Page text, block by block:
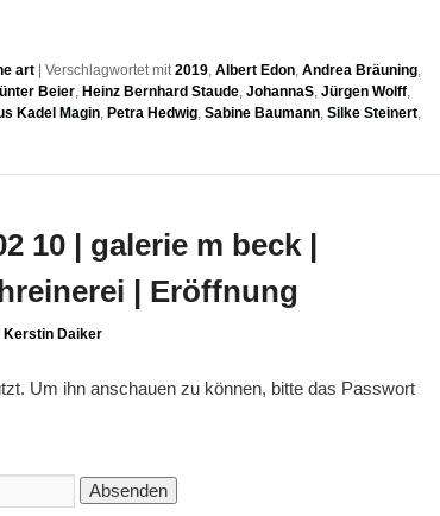
art | Verschlagwortet mit 2019, Albert Edon, Andrea Bräuning,
Beier, Heinz Bernhard Staude, JohannaS, Jürgen Wolff,
Kadel Magin, Petra Hedwig, Sabine Baumann, Silke Steinert,
10 | galerie m beck |
| Eröffnung
Kerstin Daiker
Um ihn anschauen zu können, bitte das Passwort